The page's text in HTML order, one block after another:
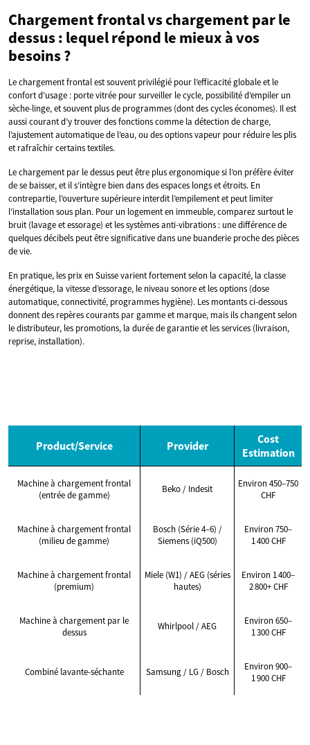
Chargement frontal vs chargement par le
dessus : lequel répond le mieux à vos
besoins ?
Le chargement frontal est souvent privilégié pour l’efficacité globale et le
confort d’usage : porte vitrée pour surveiller le cycle, possibilité d’empiler un
sèche-linge, et souvent plus de programmes (dont des cycles économes). Il est
aussi courant d’y trouver des fonctions comme la détection de charge,
l’ajustement automatique de l’eau, ou des options vapeur pour réduire les plis
et rafraîchir certains textiles.
Le chargement par le dessus peut être plus ergonomique si l’on préfère éviter
de se baisser, et il s’intègre bien dans des espaces longs et étroits. En
contrepartie, l’ouverture supérieure interdit l’empilement et peut limiter
l’installation sous plan. Pour un logement en immeuble, comparez surtout le
bruit (lavage et essorage) et les systèmes anti-vibrations : une différence de
quelques décibels peut être significative dans une buanderie proche des pièces
de vie.
En pratique, les prix en Suisse varient fortement selon la capacité, la classe
énergétique, la vitesse d’essorage, le niveau sonore et les options (dose
automatique, connectivité, programmes hygiène). Les montants ci-dessous
donnent des repères courants par gamme et marque, mais ils changent selon
le distributeur, les promotions, la durée de garantie et les services (livraison,
reprise, installation).
Product/Service Provider
Cost
Estimation
Machine à chargement frontal
(entrée de gamme)
Beko / Indesit
Environ 450–750
CHF
Machine à chargement frontal
(milieu de gamme)
Bosch (Série 4–6) /
Siemens (iQ500)
Environ 750–
1 400 CHF
Machine à chargement frontal
(premium)
Miele (W1) / AEG (séries
hautes)
Environ 1 400–
2 800+ CHF
Machine à chargement par le
dessus
Whirlpool / AEG
Environ 650–
1 300 CHF
Combiné lavante-séchante Samsung / LG / Bosch
Environ 900–
1 900 CHF